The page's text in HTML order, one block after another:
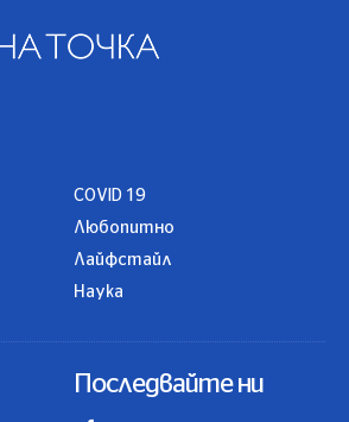
COVID 19
Любопитно
Лайфстайл
Наука
Последвайте ни